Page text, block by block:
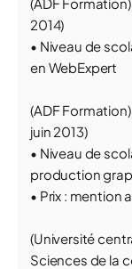
2014)
• Niveau de
en WebExpert
(ADF
juin 2013)
• Niveau de
production
• Prix : mention
(Université
Sciences de la